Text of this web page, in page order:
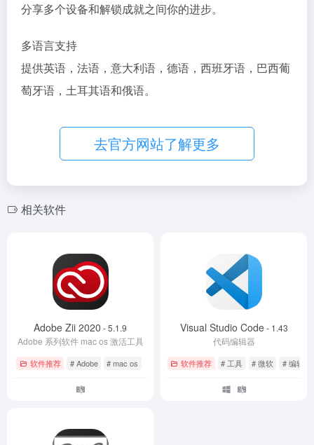
分享多个设备和解锁成就之间你的进步。
多语言支持
提供英语，法语，意大利语，德语，西班牙语，巴西葡
萄牙语，土耳其语和俄语。
去官方网站了解更多
相关软件
Adobe Zii 2020 - 5.1.9
Adobe 系列软件 mac os 激活工具
软件推荐 # Adobe # mac os
Visual Studio Code- 1.43
代码编辑器
软件推荐 # 工具 # 微软 # 编辑器